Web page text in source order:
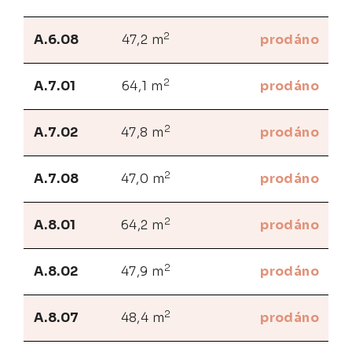
A.6.08 47,2 m2 prodáno
A.7.01 64,1 m 2 prodáno
A.7.02 47,8 m 2 prodáno
A.7.08 47,0 m2 prodáno
A.8.01 64,2 m 2 prodáno
A.8.02 47,9 m 2 prodáno
A.8.07 48,4 m2 prodáno